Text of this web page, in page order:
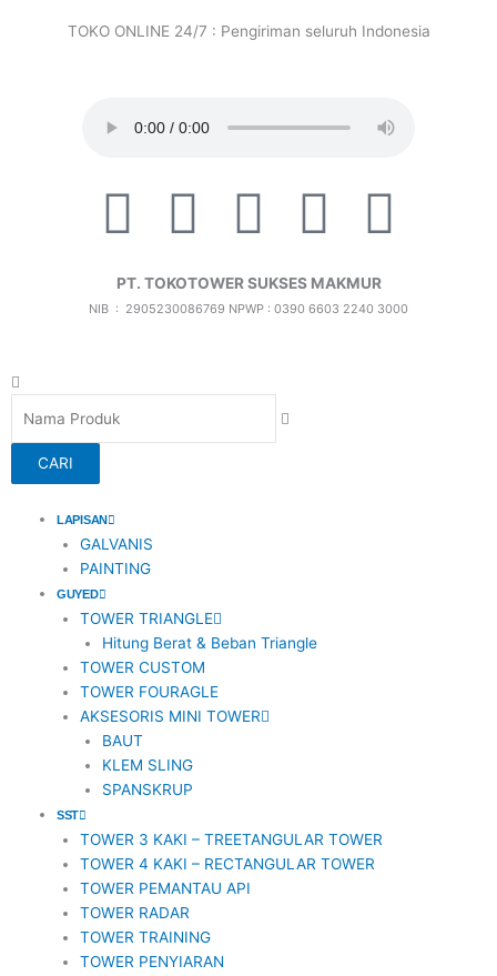
TOKO ONLINE 24/7 : Pengiriman seluruh Indonesia
F
a
c
e
b
o
k
T
i
k
t
o
I
c
o
n
-
t
a
r
a
X
-
t
r
I
c
o
o
PT. TOKOTOWER SUKSES MAKMUR
NIB : 2905230086769 NPWP : 0390 6603 2240 3000
Search
CARI
LAPISAN
GALVANIS
PAINTING
GUYED
TOWER TRIANGLE
Hitung Berat & Beban Triangle
TOWER CUSTOM
TOWER FOURAGLE
AKSESORIS MINI TOWER
BAUT
KLEM SLING
SPANSKRUP
SST
TOWER 3 KAKI – TREETANGULAR TOWER
TOWER 4 KAKI – RECTANGULAR TOWER
TOWER PEMANTAU API
TOWER RADAR
TOWER TRAINING
TOWER PENYIARAN